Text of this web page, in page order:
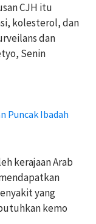
CJH itu
kolesterol, dan
dan
Senin
Puncak Ibadah
kerajaan Arab
yang
kemo